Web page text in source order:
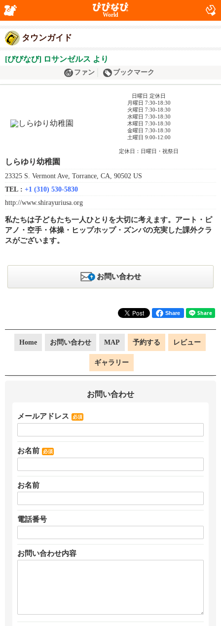
World
タウンガイド
[びびなび] ロサンゼルス より
ファン ブックマーク
日曜日 定休日
月曜日 7:30-18:30
火曜日 7:30-18:30
水曜日 7:30-18:30
木曜日 7:30-18:30
金曜日 7:30-18:30
土曜日 9:00-12:00
定休日：日曜日・祝祭日
しらゆり幼稚園
23325 S. Vermont Ave, Torrance, CA, 90502 US
TEL : +1 (310) 530-5830
http://www.shirayuriusa.org
私たちは子どもたち一人ひとりを大切に考えます。アート・ピ
アノ・空手・体操・ヒップホップ・ズンバの充実した課外クラ
スがございます。
お問い合わせ
Share
Home お問い合わせ MAP 予約する レビュー
ギャラリー
お問い合わせ
メールアドレス 必須
お名前 必須
お名前
電話番号
お問い合わせ内容